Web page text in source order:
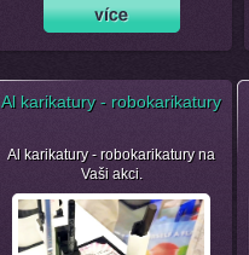
Al karikatury - robokarikatury
Al karikatury - robokarikatury na
Vaši akci.